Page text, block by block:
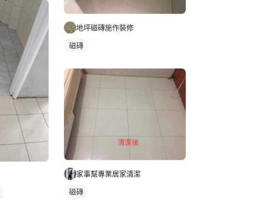
地坪磁磚施作裝修
磁磚
家事幫專業居家清潔
磁磚